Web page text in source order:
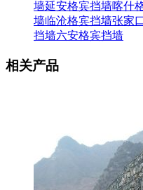
墙延安格宾挡墙喀什
墙临沧格宾挡墙张家
挡墙六安格宾挡墙
相关产品